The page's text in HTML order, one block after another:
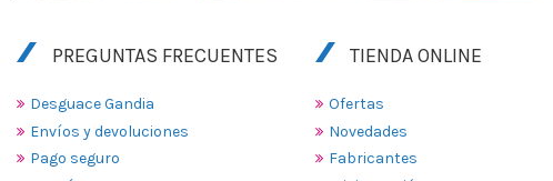
PREGUNTAS FRECUENTES
Desguace Gandia
Envíos y devoluciones
Pago seguro
TIENDA ONLINE
Ofertas
Novedades
Fabricantes